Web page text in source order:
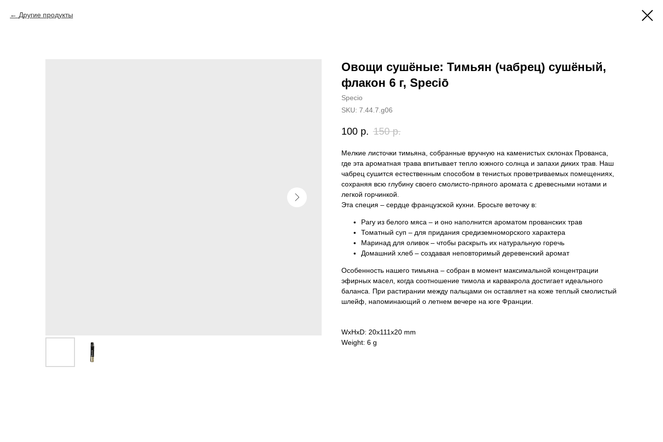
Другие продукты
Овощи сушёные: Тимьян (чабрец) сушёный,
флакон 6 г, Speciō
Specio
SKU: 7.44.7.g06
100 р. 150 р.
Мелкие листочки тимьяна, собранные вручную на каменистых склонах Прованса,
где эта ароматная трава впитывает тепло южного солнца и запахи диких трав. Наш
чабрец сушится естественным способом в тенистых проветриваемых помещениях,
сохраняя всю глубину своего смолисто-пряного аромата с древесными нотами и
легкой горчинкой.
Эта специя – сердце французской кухни. Бросьте веточку в:
Рагу из белого мяса – и оно наполнится ароматом прованских трав
Томатный суп – для придания средиземноморского характера
Маринад для оливок – чтобы раскрыть их натуральную горечь
Домашний хлеб – создавая неповторимый деревенский аромат
Особенность нашего тимьяна – собран в момент максимальной концентрации
эфирных масел, когда соотношение тимола и карвакрола достигает идеального
баланса. При растирании между пальцами он оставляет на коже теплый смолистый
шлейф, напоминающий о летнем вечере на юге Франции.
WxHxD: 20x111x20 mm
Weight: 6 g